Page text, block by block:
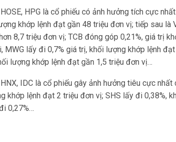
HPG là cổ phiếu có ảnh hưởng tích cực
khớp lệnh đạt gần 48 triệu đơn vị; tiếp sau là
8,7 triệu đơn vị; TCB đóng góp 0,21%, giá trị
MWG lấy đi 0,7% giá trị, khối lượng khớp lệnh
lượng khớp lệnh đạt gần 1,5 triệu đơn vị…
IDC là cổ phiếu gây ảnh hưởng tiêu cực
khớp lệnh đạt 2 triệu đơn vị; SHS lấy đi 0,38%,
0,27%…